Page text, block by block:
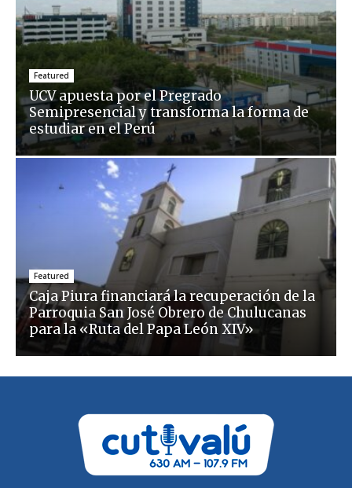
Featured
UCV apuesta por el Pregrado
Semipresencial y transforma la forma de
estudiar en el Perú
Featured
Caja Piura financiará la recuperación de la
Parroquia San José Obrero de Chulucanas
para la «Ruta del Papa León XIV»